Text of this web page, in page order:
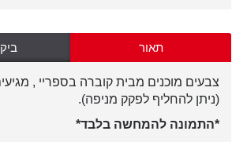
תאור
צבעים מוכנים מבית קוברה בספריי ,
(ניתן להחליף לפקק מניפה).
*התמונה להמחשה בלבד*